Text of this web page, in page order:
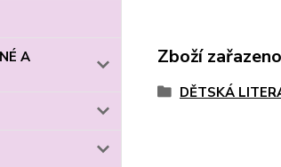
A
Zboží
DĚTSKÁ